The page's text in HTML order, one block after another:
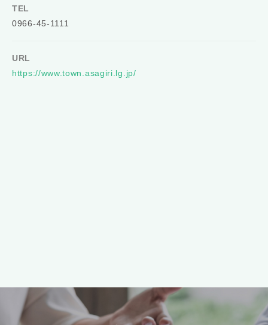
TEL
0966-45-1111
URL
https://www.town.asagiri.lg.jp/